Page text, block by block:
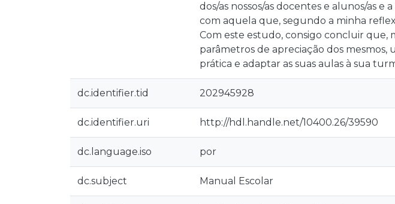
dos/as nossos/as docentes e alunos/as
com aquela que, segundo a minha
Com este estudo, consigo concluir que,
parâmetros de apreciação dos
prática e adaptar as suas aulas à sua
dc.identifier.tid 202945928
dc.identifier.uri http://hdl.handle.net/10400.26/39590
dc.language.iso por
dc.subject Manual Escolar